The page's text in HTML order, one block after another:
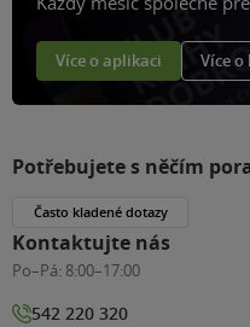
Více o aplikaci Více o
Potřebujete s něčím
Často kladené dotazy
Kontaktujte nás
Po–Pá: 8:00–17:00
542 220 320